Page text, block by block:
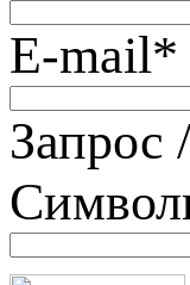
E-mail*
Запрос